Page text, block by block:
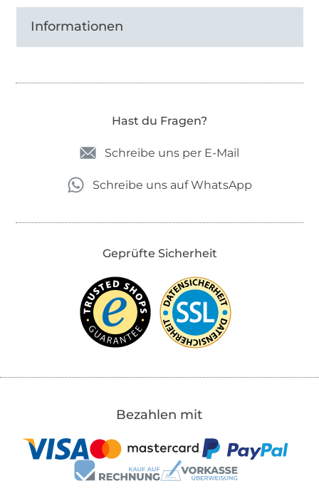
Informationen
Hast du Fragen?
Schreibe uns per E-Mail
Schreibe uns auf WhatsApp
Geprüfte Sicherheit
Bezahlen mit